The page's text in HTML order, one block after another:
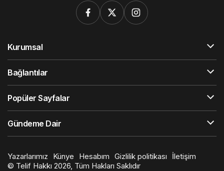
Kurumsal
Bağlantılar
Popüler Sayfalar
Gündeme Dair
Yazarlarımız Künye Hesabım Gizlilik politikası
İletişim
© Telif Hakkı 2026, Tüm Hakları Saklıdır